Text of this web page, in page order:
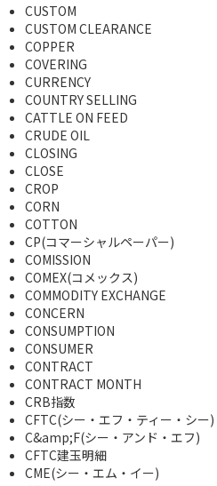
CUSTOM
CUSTOM CLEARANCE
COPPER
COVERING
CURRENCY
COUNTRY SELLING
CATTLE ON FEED
CRUDE OIL
CLOSING
CLOSE
CROP
CORN
COTTON
CP(コマーシャルペーパー)
COMISSION
COMEX(コメックス)
COMMODITY EXCHANGE
CONCERN
CONSUMPTION
CONSUMER
CONTRACT
CONTRACT MONTH
CRB指数
CFTC(シー・エフ・ティー・シー)
C&amp;F(シー・アンド・エフ)
CFTC建玉明細
CME(シー・エム・イー)